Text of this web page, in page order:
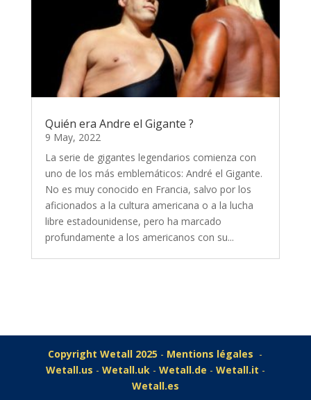
Quién era Andre el Gigante ?
9 May, 2022
La serie de gigantes legendarios comienza con
uno de los más emblemáticos: André el Gigante.
No es muy conocido en Francia, salvo por los
aficionados a la cultura americana o a la lucha
libre estadounidense, pero ha marcado
profundamente a los americanos con su...
Copyright Wetall 2025 - Mentions légales -
Wetall.us - Wetall.uk- Wetall.de - Wetall.it -
Wetall.es